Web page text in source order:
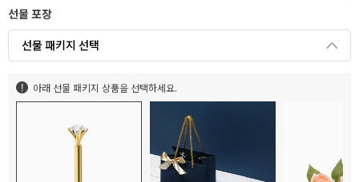
선물 포장
선물 패키지 선택
아래 선물 패키지 상품을 선택하세요.